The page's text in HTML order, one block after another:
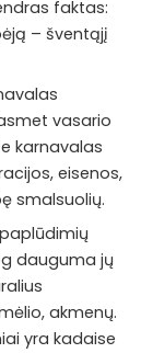
faktas:
– šventąjį
vasario
karnavalas
eisenos,
smalsuolių.
dauguma jų
akmenų.
yra kadaise